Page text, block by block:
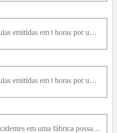
Seja X t o número de partículas emitidas em t horas por uma fonte radioativa e suponha-se que X t tenha uma distribuição de Poisson, com parâmetro β t . Faça-se igual a T o número de horas entre emiss
Seja X t o número de partículas emitidas em t horas por uma fonte radioativa e suponha-se que X t tenha uma distribuição de Poisson, com parâmetro β t . Faça-se igual a T o número de horas entre emiss
Suponha que a número de acidentes em uma fábrica possa ser representado por um Processo de Poisson, com uma média de 2 acidentes por semana. Qual é a probabilidade de que: (a) o tempo decorrido de um